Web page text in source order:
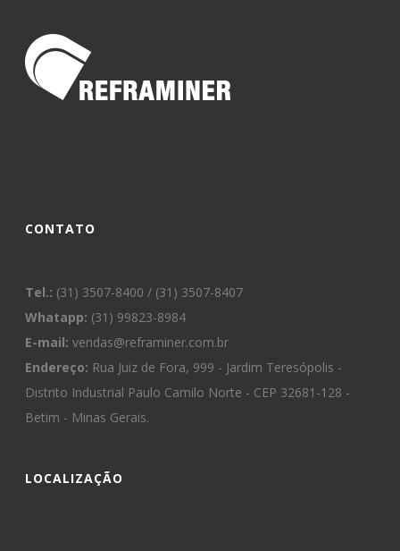
CONTATO
Tel.: (31) 3507-8400 / (31) 3507-8407
Whatapp: (31) 99823-8984
E-mail: vendas@reframiner.com.br
Endereço: Rua Juiz de Fora, 999 - Jardim Teresópolis -
Distrito Industrial Paulo Camilo Norte - CEP 32681-128 -
Betim - Minas Gerais.
LOCALIZAÇÃO